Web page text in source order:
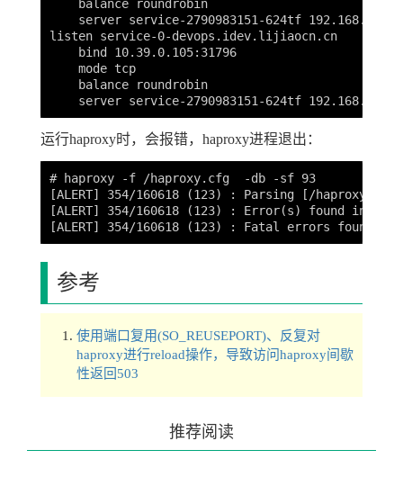
    balance roundrobin
server service-2790983151-624tf
listen service-0-devops.idev.lijiaocn.cn
    bind 10.39.0.105:31796
    mode tcp
    balance roundrobin
运行haproxy时，会报错，haproxy进程退出：
# haproxy -f /haproxy.cfg  -db -sf 93
[ALERT] 354/160618 (123) : Parsing [/
[ALERT] 354/160618 (123) : Error(s) found in
参考
使用端口复用(SO_REUSEPORT)、反复对
haproxy进行reload操作，导致访问haproxy间歇
性返回503
推荐阅读